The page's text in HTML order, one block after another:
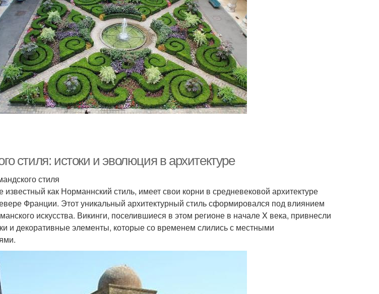
стиля: истоки и эволюция в архитектуре
стиля
известный как Норманнский стиль, имеет свои корни в средневековой архитектуре
Франции. Этот уникальный архитектурный стиль сформировался под влиянием
искусства. Викинги, поселившиеся в этом регионе в начале X века, привнесли
и декоративные элементы, которые со временем слились с местными